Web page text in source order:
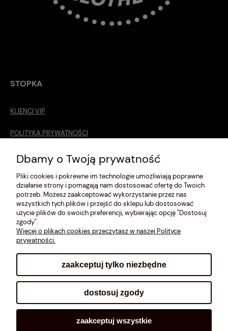
STOPKA
KLIENCI VIP
POLITYKA PRYWATNOŚCI
O MNIE
ROZMIARÓWKA [cm]
REGULAMIN
METODY PŁATNOŚCI
Sklep internetowy Shoplo.pl, powered byShoper.
Dbamy o Twoją prywatność
Pliki cookies i pokrewne im technologie umożliwiają poprawne
działanie strony i pomagają nam dostosować ofertę do Twoich
potrzeb. Możesz zaakceptować wykorzystanie przez nas
wszystkich tych plików i przejść do sklepu lub dostosować
użycie plików do swoich preferencji, wybierając opcję "Dostosuj
zgody".
Więcej o plikach cookies przeczytasz w naszej Polityce
prywatności.
zaakceptuj tylko niezbędne
dostosuj zgody
zaakceptuj wszystkie